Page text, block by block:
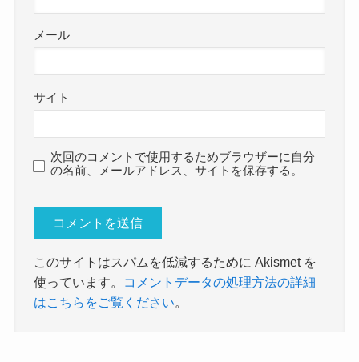
メール
サイト
次回のコメントで使用するためブラウザーに自分
の名前、メールアドレス、サイトを保存する。
このサイトはスパムを低減するために Akismet を
使っています。
コメントデータの処理方法の詳細
はこちらをご覧ください。